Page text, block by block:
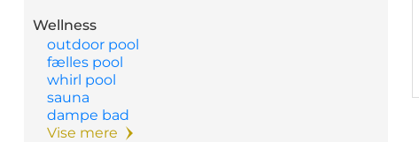
Wellness
outdoor pool
fælles pool
whirl pool
sauna
dampe bad
Vise mere